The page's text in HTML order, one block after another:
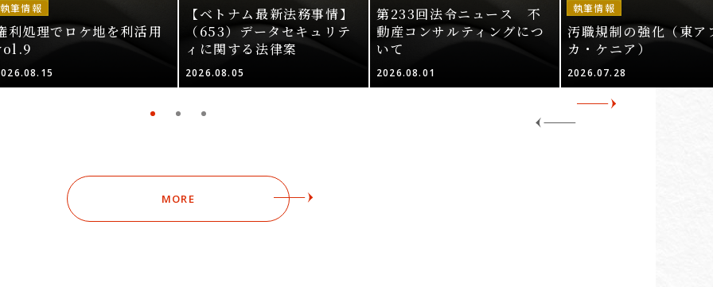
執筆情報
利処理でロケ地を利活用
【ベトナム最新法務事情】
（653）データセキュリテ
ィに関する法律案
2026.08.05
第233回法令ニュース 不
動産コンサルティングにつ
いて
2026.08.01
執筆情報
汚職規制の強化（東ア
カ・ケニア）
2026.07.28
MORE